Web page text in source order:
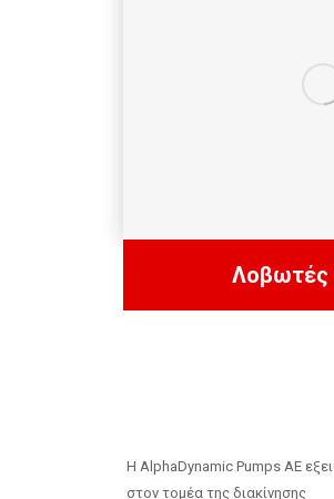
Λοβωτές
H AlphaDynamic Pumps AE
στον τομέα της διακίνησης